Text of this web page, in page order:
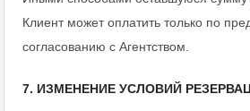
Клиент может оплатить только по
согласованию с Агентством.
7. ИЗМЕНЕНИЕ УСЛОВИЙ